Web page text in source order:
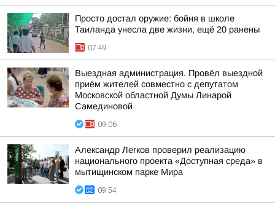
Просто достал оружие: бойня в школе
Таиланда унесла две жизни, ещё 20 ранены
07:49
Выездная администрация. Провёл выездной
приём жителей совместно с депутатом
Московской областной Думы Линарой
Самединовой
09:06
Александр Легков проверил реализацию
национального проекта «Доступная среда» в
мытищинском парке Мира
09:54